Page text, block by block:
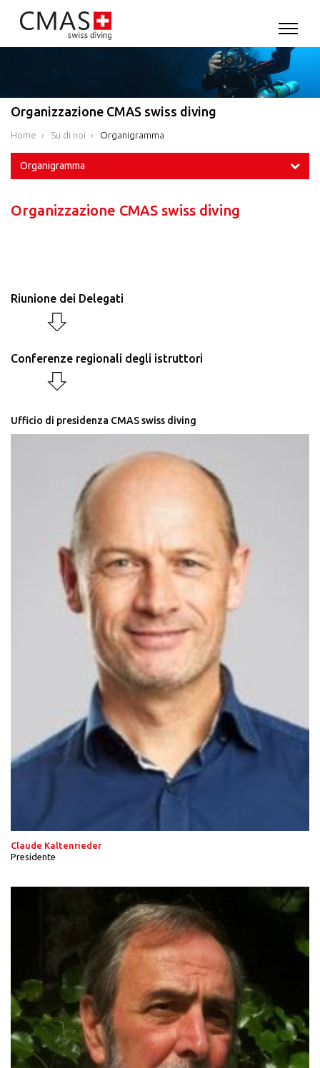
Organizzazione CMAS swiss diving
Home Su di noi Organigramma
Organigramma
Organizzazione CMAS swiss diving
Riunione dei Delegati
Conferenze regionali degli istruttori
Ufficio di presidenza CMAS swiss diving
Claude Kaltenrieder
Presidente